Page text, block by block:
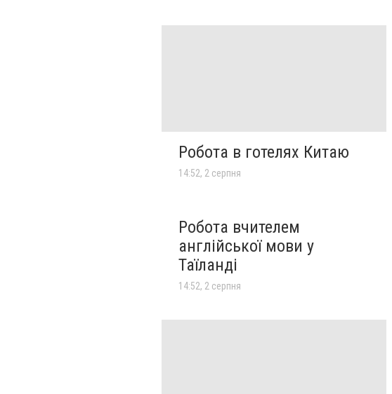
Робота в готелях Китаю
14:52, 2 серпня
Робота вчителем
англійської мови у
Таїланді
14:52, 2 серпня